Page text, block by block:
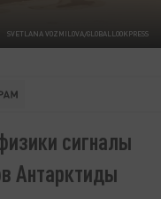
SVETLANA VOZMILOVA/GLOBALLOOKPRESS
сигналы
Антарктиды